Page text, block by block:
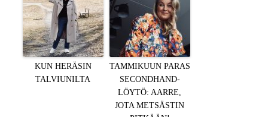
KUN HERÄSIN
TALVIUNILTA
TAMMIKUUN PARAS
SECONDHAND-
LÖYTÖ: AARRE,
JOTA METSÄSTIN